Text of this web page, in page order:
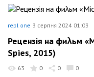
repl one 3 серпня 2024 01:03
Рецензія на фиλьм
Spies, 2015)
63 0 0 0